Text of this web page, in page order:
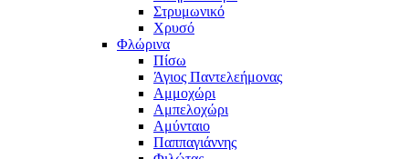
Στρυμωνικό
Χρυσό
Φλώρινα
Πίσω
Άγιος Παντελεήμονας
Αμμοχώρι
Αμπελοχώρι
Αμύνταιο
Παππαγιάννης